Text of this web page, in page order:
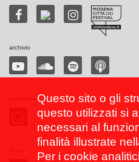
archivio
Questo sito o gli
questo utilizzati si
necessari al
finalità illustrate
Per i cookie